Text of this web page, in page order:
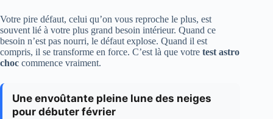
Votre pire défaut, celui qu’on vous reproche le plus, est
souvent lié à votre plus grand besoin intérieur. Quand ce
besoin n’est pas nourri, le défaut explose. Quand il est
compris, il se transforme en force. C’est là que votre test astro
choc commence vraiment.
Une envoûtante pleine lune des neiges
pour débuter février